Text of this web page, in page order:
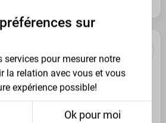
sur
services pour mesurer notre
la relation avec vous et vous
expérience possible!
Ok pour moi